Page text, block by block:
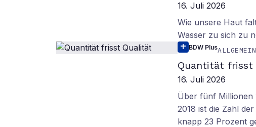
16. Juli 2026
Wie unsere Haut
Wasser zu sich zu
BDW PlusALLGEMEIN
Quantität frisst
16. Juli 2026
Über fünf Millionen
2018 ist die Zahl
knapp 23 Prozent